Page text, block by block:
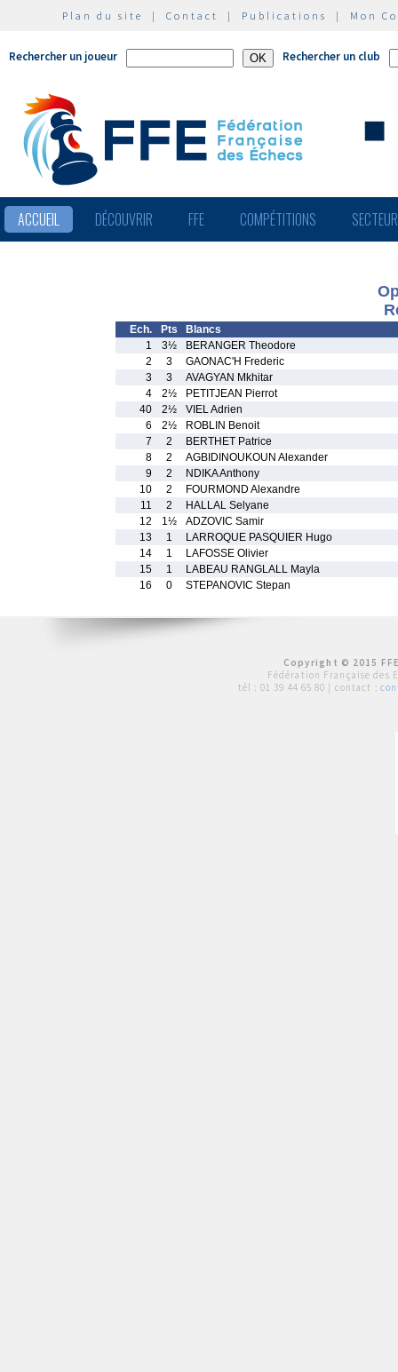
Plan du site | Contact | Publications | Mon
Rechercher un joueur Rechercher un club
ACCUEIL DÉCOUVRIR FFE COMPÉTITIONS
Ech. Pts
Blancs
1
3½
BERANGER Theodore
2
3
GAONAC'H Frederic
3
3
AVAGYAN Mkhitar
4
2½
PETITJEAN Pierrot
40
2½
VIEL Adrien
6
2½
ROBLIN Benoit
7
2
BERTHET Patrice
8
2
AGBIDINOUKOUN Alexander
9
2
NDIKA Anthony
10
2
FOURMOND Alexandre
11
2
HALLAL Selyane
12
1½
ADZOVIC Samir
13
1
LARROQUE PASQUIER Hugo
14
1
LAFOSSE Olivier
15
1
LABEAU RANGLALL Mayla
16
0 STEPANOVIC Stepan
Copyright © 2015
Fédération Française des
tél : 01 39 44 65 80 | contact :